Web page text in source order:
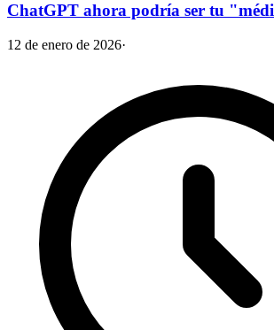
ChatGPT ahora podría ser tu
12 de enero de 2026·